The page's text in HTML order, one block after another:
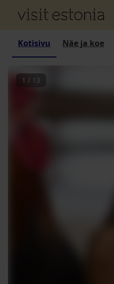
Kotisivu Näe ja koe
1 / 13